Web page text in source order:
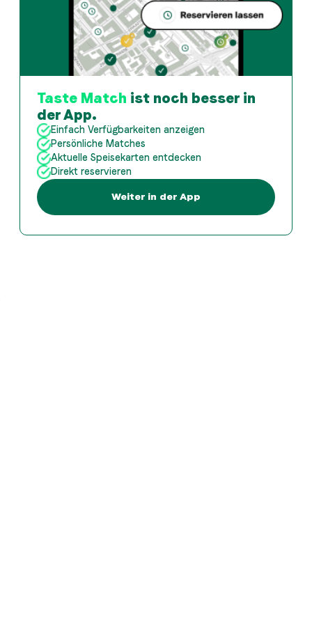
Taste Match ist noch besser in
der App.
Einfach Verfügbarkeiten anzeigen
Persönliche Matches
Aktuelle Speisekarten entdecken
Direkt reservieren
Weiter in der App